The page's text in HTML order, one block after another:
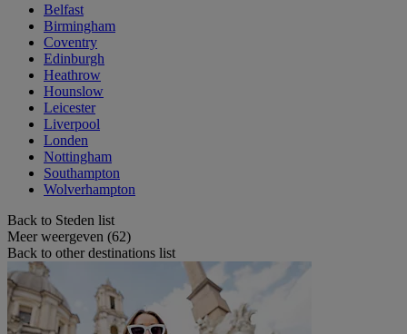
Belfast
Birmingham
Coventry
Edinburgh
Heathrow
Hounslow
Leicester
Liverpool
Londen
Nottingham
Southampton
Wolverhampton
Back to Steden list
Meer weergeven (62)
Back to other destinations list